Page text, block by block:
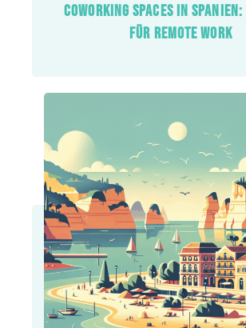
COWORKING SPACES IN SPANIEN:
FÜR REMOTE WORK